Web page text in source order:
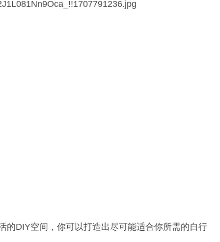
的DIY空间，你可以打造出尽可能适合你所需的自行